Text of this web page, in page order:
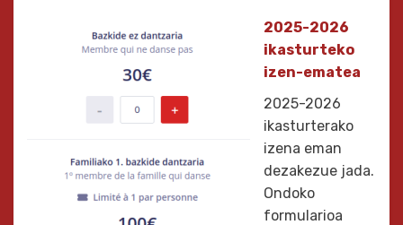
2025-2026
ikasturteko
izen-ematea
2025-2026
ikasturterako
izena eman
dezakezue jada.
Ondoko
formularioa